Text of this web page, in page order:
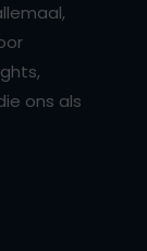
ons als